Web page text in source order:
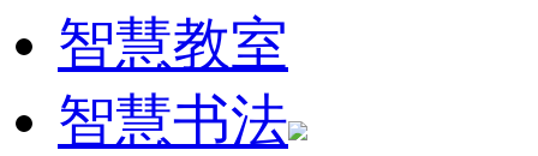
智慧教室
智慧书法